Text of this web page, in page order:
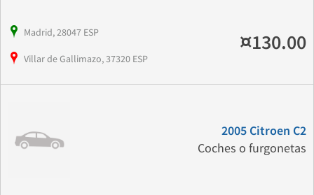
Madrid, 28047 ESP
Villar de Gallimazo, 37320 ESP
¤130.00
2005 Citroen C2
Coches o furgonetas